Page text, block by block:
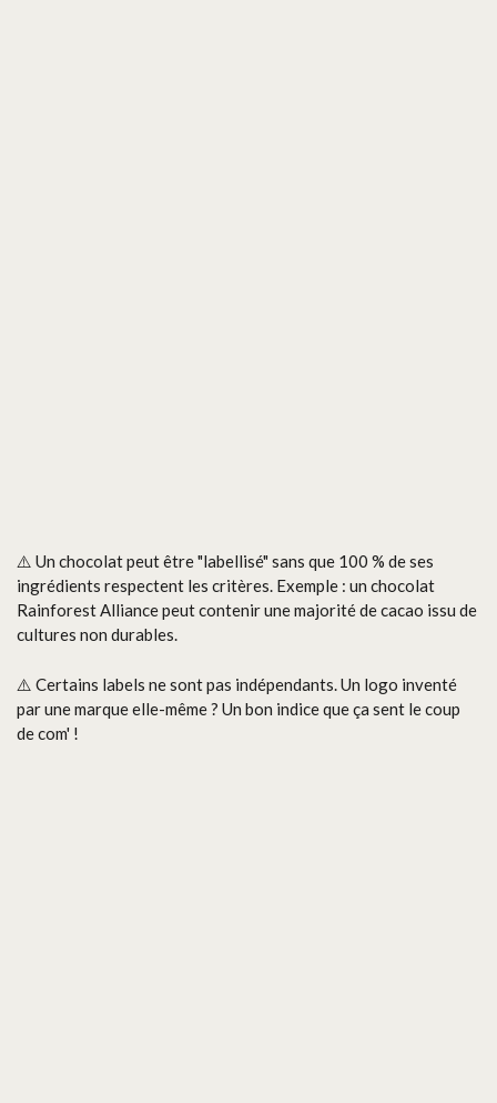
⚠️ Un chocolat peut être "labellisé" sans que 100 % de ses
ingrédients respectent les critères. Exemple : un chocolat
Rainforest Alliance peut contenir une majorité de cacao issu de
cultures non durables.
⚠️ Certains labels ne sont pas indépendants. Un logo inventé
par une marque elle-même ? Un bon indice que ça sent le coup
de com' !